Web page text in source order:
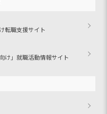
転職支援サイト
け」就職活動情報サイト